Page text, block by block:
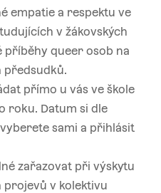
empatie a respektu ve
v žákovských
příběhy queer osob na
přímo u vás ve škole
roku. Datum si dle
sami a přihlásit
zařazovat při výskytu
projevů v kolektivu